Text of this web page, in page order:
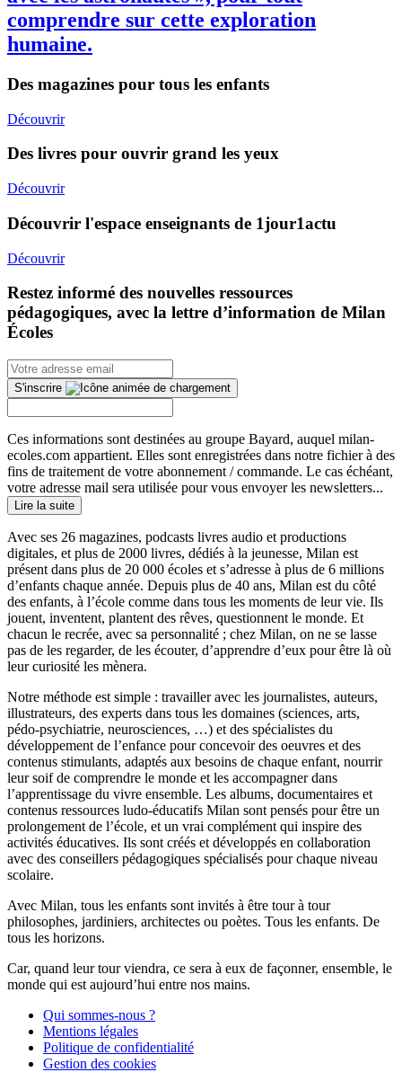
comprendre sur cette exploration
humaine.
Des magazines pour tous les enfants
Découvrir
Des livres pour ouvrir grand les yeux
Découvrir
Découvrir l'espace enseignants de 1jour1actu
Découvrir
Restez informé des nouvelles ressources
pédagogiques, avec la lettre d’information de Milan
Écoles
S'inscrire
Ces informations sont destinées au groupe Bayard, auquel milan-
ecoles.com appartient. Elles sont enregistrées dans notre fichier à des
fins de traitement de votre abonnement / commande. Le cas échéant,
votre adresse mail sera utilisée pour vous envoyer les newsletters...
Lire la suite
Avec ses 26 magazines, podcasts livres audio et productions
digitales, et plus de 2000 livres, dédiés à la jeunesse, Milan est
présent dans plus de 20 000 écoles et s’adresse à plus de 6 millions
d’enfants chaque année. Depuis plus de 40 ans, Milan est du côté
des enfants, à l’école comme dans tous les moments de leur vie. Ils
jouent, inventent, plantent des rêves, questionnent le monde. Et
chacun le recrée, avec sa personnalité ; chez Milan, on ne se lasse
pas de les regarder, de les écouter, d’apprendre d’eux pour être là où
leur curiosité les mènera.
Notre méthode est simple : travailler avec les journalistes, auteurs,
illustrateurs, des experts dans tous les domaines (sciences, arts,
pédo-psychiatrie, neurosciences, …) et des spécialistes du
développement de l’enfance pour concevoir des oeuvres et des
contenus stimulants, adaptés aux besoins de chaque enfant, nourrir
leur soif de comprendre le monde et les accompagner dans
l’apprentissage du vivre ensemble. Les albums, documentaires et
contenus ressources ludo-éducatifs Milan sont pensés pour être un
prolongement de l’école, et un vrai complément qui inspire des
activités éducatives. Ils sont créés et développés en collaboration
avec des conseillers pédagogiques spécialisés pour chaque niveau
scolaire.
Avec Milan, tous les enfants sont invités à être tour à tour
philosophes, jardiniers, architectes ou poètes. Tous les enfants. De
tous les horizons.
Car, quand leur tour viendra, ce sera à eux de façonner, ensemble, le
monde qui est aujourd’hui entre nos mains.
Qui sommes-nous ?
Mentions légales
Politique de confidentialité
Gestion des cookies